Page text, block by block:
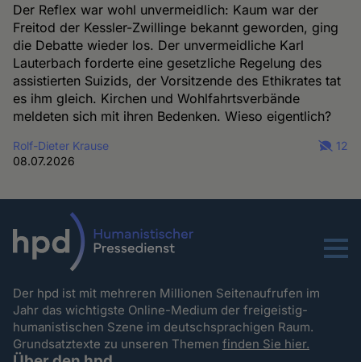
Der Reflex war wohl unvermeidlich: Kaum war der
Freitod der Kessler-Zwillinge bekannt geworden, ging
die Debatte wieder los. Der unvermeidliche Karl
Lauterbach forderte eine gesetzliche Regelung des
assistierten Suizids, der Vorsitzende des Ethikrates tat
es ihm gleich. Kirchen und Wohlfahrtsverbände
meldeten sich mit ihren Bedenken. Wieso eigentlich?
Rolf-Dieter Krause
08.07.2026
12
Menu
Der hpd ist mit mehreren Millionen Seitenaufrufen im
Jahr das wichtigste Online-Medium der freigeistig-
humanistischen Szene im deutschsprachigen Raum.
Grundsatztexte zu unseren Themenfinden Sie hier.